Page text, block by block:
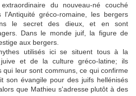
du nouveau-né couché
gréco-romaine, les bergers
le secret des dieux, et en sont
Dans le monde juif, la figure de
aux bergers.
utilisés ici se situent tous à la
et de la culture gréco-latine; ils
qui leur sont communs, ce qui confirme
son évangile pour des juifs hellénisés
que Mathieu s'adresse plutôt à des